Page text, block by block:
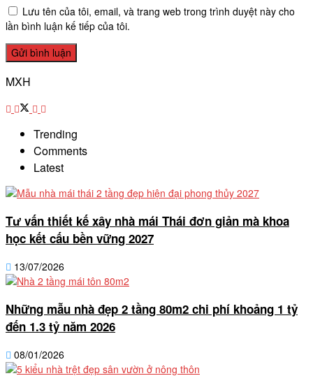
Lưu tên của tôi, email, và trang web trong trình duyệt này cho
lần bình luận kế tiếp của tôi.
MXH
Trending
Comments
Latest
Tư vấn thiết kế xây nhà mái Thái đơn giản mà khoa
học kết cấu bền vững 2027
13/07/2026
Những mẫu nhà đẹp 2 tầng 80m2 chi phí khoảng 1 tỷ
đến 1.3 tỷ năm 2026
08/01/2026